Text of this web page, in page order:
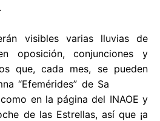
visibles varias lluvias de
oposición, conjunciones y
que, cada mes, se pueden
“Efemérides” de Sa
en la página del INAOE y
de las Estrellas, así que ¡a